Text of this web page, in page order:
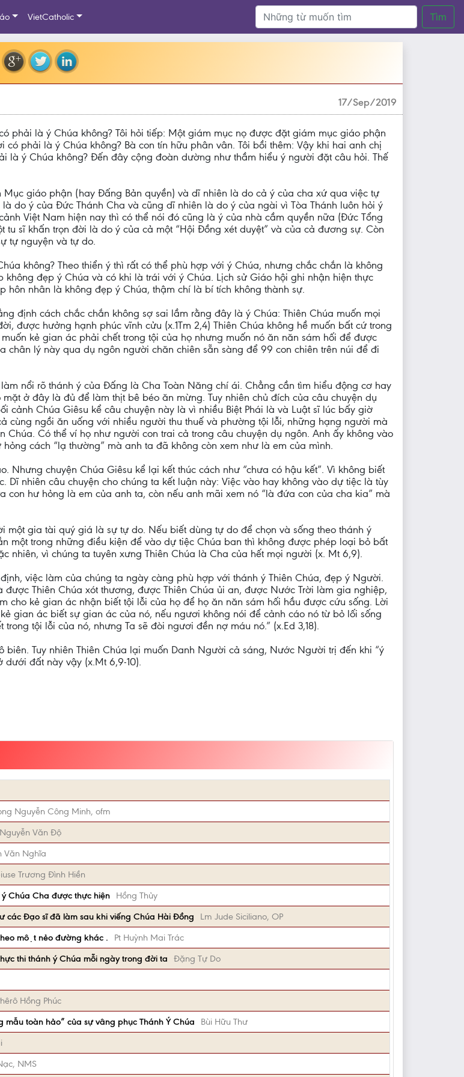
VietCatholic Tìm
17/Sep/2019
phải là ý Chúa không? Tôi hỏi tiếp: Một giám mục nọ được đặt giám mục giáo phận
phải là ý Chúa không? Bà con tín hữu phân vân. Tôi bồi thêm: Vậy khi hai anh chị
là ý Chúa không? Đến đây cộng đoàn dường như thầm hiểu ý người đặt câu hỏi. Thế
giáo phận (hay Đấng Bản quyền) và dĩ nhiên là do cả ý của cha xứ qua việc tự
do ý của Đức Thánh Cha và cũng dĩ nhiên là do ý của ngài vì Tòa Thánh luôn hỏi ý
Việt Nam hiện nay thì có thể nói đó cũng là ý của nhà cầm quyền nữa (Đức Tổng
sĩ khấn trọn đời là do ý của cả một “Hội Đồng xét duyệt” và của cả đương sự. Còn
tự nguyện và tự do.
không? Theo thiển ý thì rất có thể phù hợp với ý Chúa, nhưng chắc chắn là không
đẹp ý Chúa và có khi là trái với ý Chúa. Lịch sử Giáo hội ghi nhận hiện thực
hôn nhân là không đẹp ý Chúa, thậm chí là bí tích không thành sự.
định cách chắc chắn không sợ sai lầm rằng đây là ý Chúa: Thiên Chúa muốn mọi
được hưởng hạnh phúc vĩnh cửu (x.1Tm 2,4) Thiên Chúa không hề muốn bất cứ trong
kẻ gian ác phải chết trong tội của họ nhưng muốn nó ăn năn sám hối để được
chân lý này qua dụ ngôn người chăn chiên sẵn sàng để 99 con chiên trên núi để đi
làm nổi rõ thánh ý của Đấng là Cha Toàn Năng chí ái. Chẳng cần tìm hiểu động cơ hay
ở đây là đủ để làm thịt bê béo ăn mừng. Tuy nhiên chủ đích của câu chuyện dụ
cảnh Chúa Giêsu kể câu chuyện này là vì nhiều Biệt Phái là và Luật sĩ lúc bấy giờ
cùng ngồi ăn uống với nhiều người thu thuế và phường tội lỗi, những hạng người mà
Có thể ví họ như người con trai cả trong câu chuyện dụ ngôn. Anh ấy không vào
cách “lạ thường” mà anh ta đã không còn xem như là em của mình.
chuyện Chúa Giêsu kể lại kết thúc cách như “chưa có hậu kết”. Vì không biết
nhiên câu chuyện cho chúng ta kết luận này: Việc vào hay không vào dự tiệc là tùy
hư hỏng là em của anh ta, còn nếu anh mãi xem nó “là đứa con của cha kia” mà
một gia tài quý giá là sự tự do. Nếu biết dùng tự do để chọn và sống theo thánh ý
một trong những điều kiện để vào dự tiệc Chúa ban thì không được phép loại bỏ bất
nhiên, vì chúng ta tuyên xưng Thiên Chúa là Cha của hết mọi người (x. Mt 6,9).
việc làm của chúng ta ngày càng phù hợp với thánh ý Thiên Chúa, đẹp ý Người.
Thiên Chúa xót thương, được Thiên Chúa ủi an, được Nước Trời làm gia nghiệp,
cho kẻ gian ác nhận biết tội lỗi của họ để họ ăn năn sám hối hầu được cứu sống. Lời
gian ác biết sự gian ác của nó, nếu ngươi không nói để cảnh cáo nó từ bỏ lối sống
tội lỗi của nó, nhưng Ta sẽ đòi ngươi đền nợ máu nó.” (x.Ed 3,18).
Tuy nhiên Thiên Chúa lại muốn Danh Người cả sáng, Nước Người trị đến khi “ý
dưới đất này vậy (x.Mt 6,9-10).
Nguyễn Công Minh, ofm
Văn Độ
Văn Nghĩa
Trương Đình Hiền
Chúa Cha được thực hiện
Hồng Thủy
các Đạo sĩ đã làm sau khi viếng Chúa Hài Đồng
Lm Jude Siciliano, OP
một nẻo đường khác .
Pt Huỳnh Mai Trác
thi thánh ý Chúa mỗi ngày trong đời ta
Đặng Tự Do
Hồng Phúc
toàn hảo” của sự vâng phục Thánh Ý Chúa
Bùi Hữu Thư
NMS